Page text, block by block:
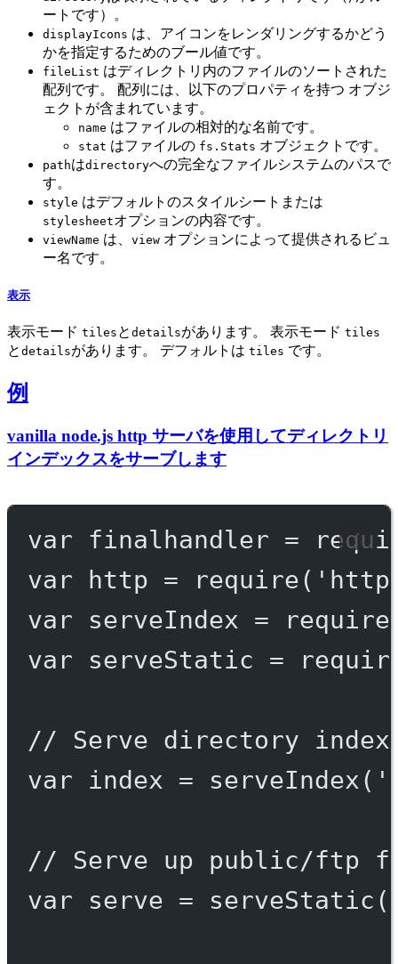
ートです）。
displayIcons は、アイコンをレンダリングするかどう
かを指定するためのブール値です。
fileList はディレクトリ内のファイルのソートされた
配列です。 配列には、以下のプロパティを持つ オブジ
ェクトが含まれています。
name はファイルの相対的な名前です。
stat はファイルの fs.Stats オブジェクトです。
pathはdirectoryへの完全なファイルシステムのパスで
す。
style はデフォルトのスタイルシートまたは
stylesheetオプションの内容です。
viewName は、 view オプションによって提供されるビュ
ー名です。
表示
表示モード tiles と detailsがあります。 表示モード tiles
と detailsがあります。 デフォルトは tiles です。
例
vanilla node.js http サーバを使用してディレクトリ
インデックスをサーブします
var finalhandler =
var http = require(
var serveIndex = require
var serveStatic =
// Serve directory
var index = serveIndex (
// Serve up public/ftp
var serve = serveStatic (